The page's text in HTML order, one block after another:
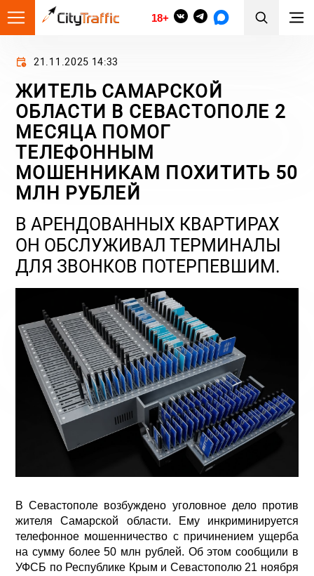
18+
21.11.2025 14:33
ЖИТЕЛЬ САМАРСКОЙ
ОБЛАСТИ В СЕВАСТОПОЛЕ 2
МЕСЯЦА ПОМОГ
ТЕЛЕФОННЫМ
МОШЕННИКАМ ПОХИТИТЬ 50
МЛН РУБЛЕЙ
В АРЕНДОВАННЫХ КВАРТИРАХ
ОН ОБСЛУЖИВАЛ ТЕРМИНАЛЫ
ДЛЯ ЗВОНКОВ ПОТЕРПЕВШИМ.
В Севастополе возбуждено уголовное дело против
жителя Самарской области. Ему инкриминируется
телефонное мошенничество с причинением ущерба
на сумму более 50 млн рублей. Об этом сообщили в
УФСБ по Республике Крым и Севастополю 21 ноября